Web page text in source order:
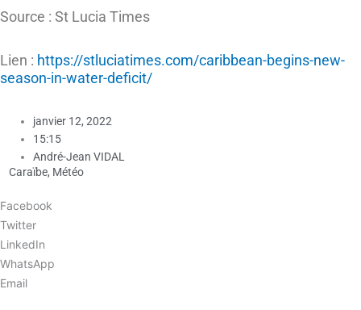
Source : St Lucia Times
Lien : https://stluciatimes.com/caribbean-begins-new-
season-in-water-deficit/
janvier 12, 2022
15:15
André-Jean VIDAL
Caraïbe, Météo
Facebook
Twitter
LinkedIn
WhatsApp
Email